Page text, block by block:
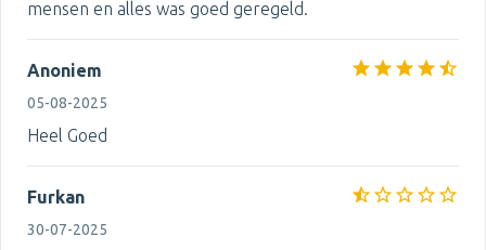
mensen en alles was goed geregeld.
Anoniem
05-08-2025
Heel Goed
Furkan
30-07-2025